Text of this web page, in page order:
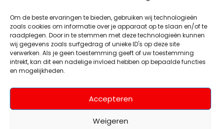
Om de beste ervaringen te bieden, gebruiken wij technologieën
zoals cookies om informatie over je apparaat op te slaan en/of te
raadplegen. Door in te stemmen met deze technologieën kunnen
wij gegevens zoals surfgedrag of unieke ID's op deze site
verwerken. Als je geen toestemming geeft of uw toestemming
intrekt, kan dit een nadelige invloed hebben op bepaalde functies
en mogelijkheden.
Accepteren
Weigeren
Contact
Account
Mijn account
Wenslijst